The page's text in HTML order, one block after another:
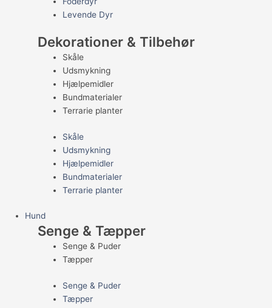
Levende Dyr
Dekorationer & Tilbehør
Skåle
Udsmykning
Hjælpemidler
Bundmaterialer
Terrarie planter
Skåle
Udsmykning
Hjælpemidler
Bundmaterialer
Terrarie planter
Hund
Senge & Tæpper
Senge & Puder
Tæpper
Senge & Puder
Tæpper